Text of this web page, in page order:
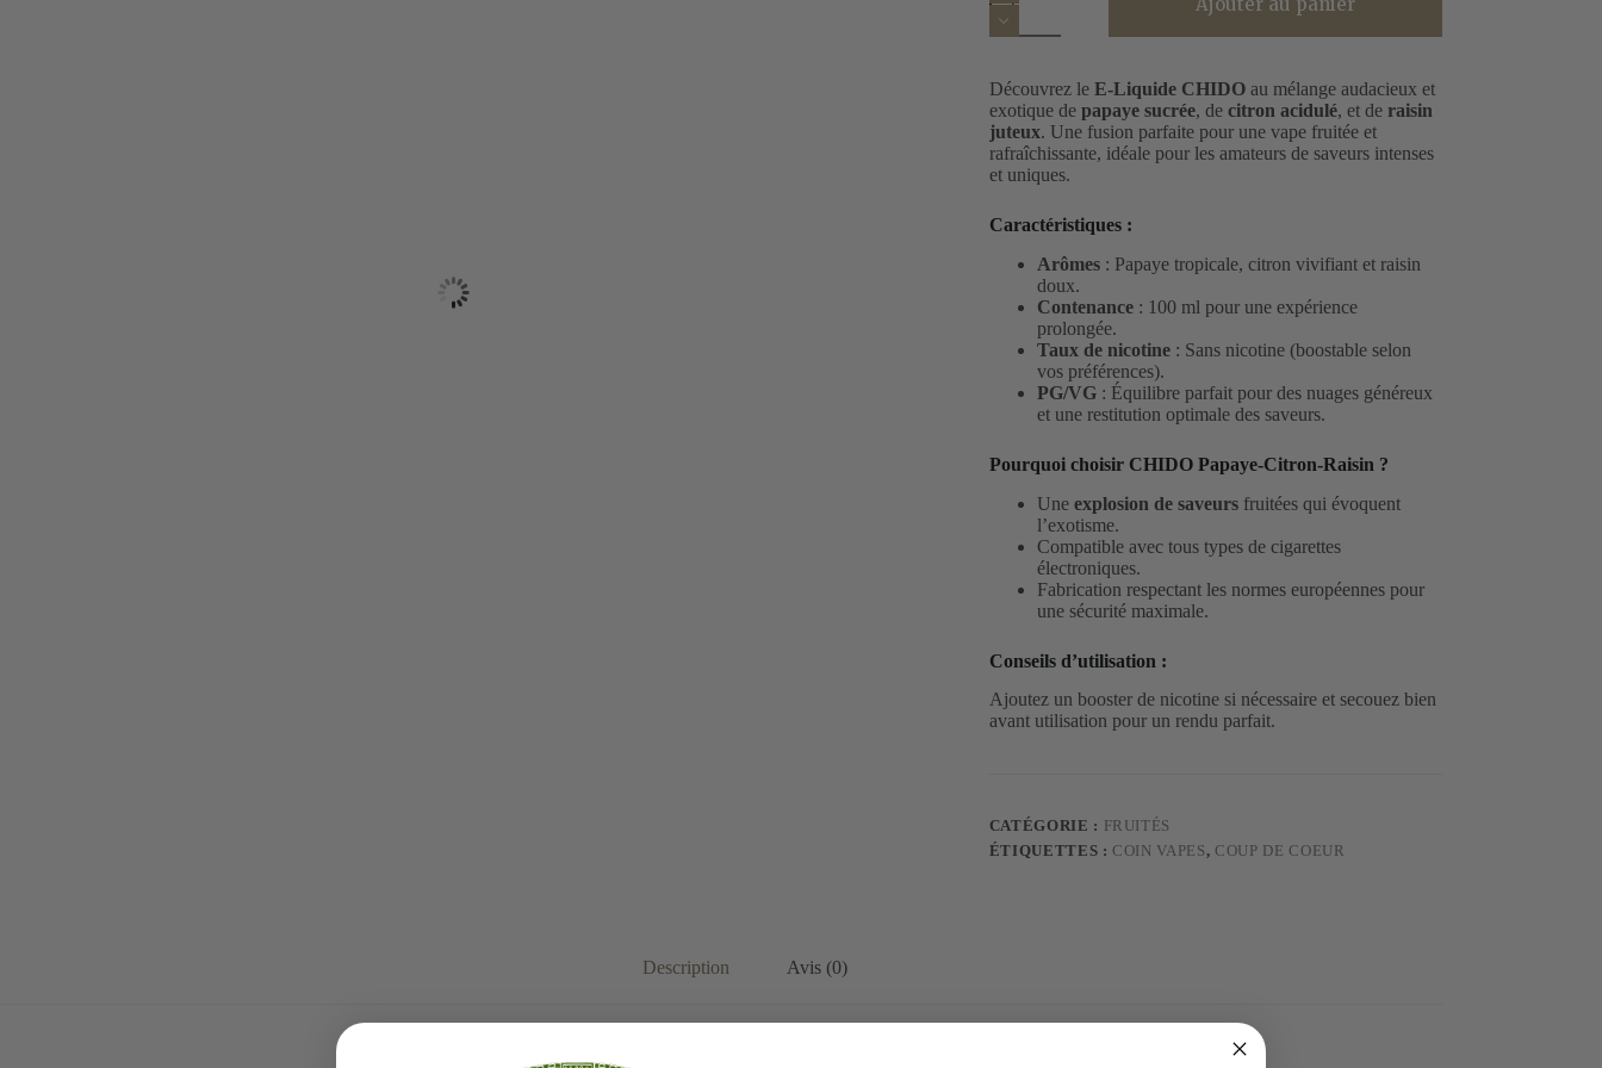
Liquide
papaye
citron
raisin
100ml
Découvrez le E-Liquide CHIDOau mélange audacieux et
exotique de papaye sucrée, de citron acidulé, et de raisin
juteux. Une fusion parfaite pour une vape fruitée et
rafraîchissante, idéale pour les amateurs de saveurs intenses
et uniques.
Caractéristiques :
Arômes: Papaye tropicale, citron vivifiant et raisin
doux.
Contenance: 100 ml pour une expérience
prolongée.
Taux de nicotine: Sans nicotine (boostable selon
vos préférences).
PG/VG: Équilibre parfait pour des nuages généreux
et une restitution optimale des saveurs.
Pourquoi choisir CHIDO Papaye-Citron-Raisin ?
Une explosion de saveursfruitées qui évoquent
l’exotisme.
Compatible avec tous types de cigarettes
électroniques.
Fabrication respectant les normes européennes pour
une sécurité maximale.
Conseils d’utilisation :
Ajoutez un booster de nicotine si nécessaire et secouez bien
avant utilisation pour un rendu parfait.
CATÉGORIE : FRUITÉS
ÉTIQUETTES :COIN VAPES, COUP DE COEUR
Description Avis (0)